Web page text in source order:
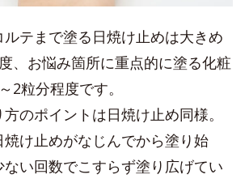
テまで塗る日焼け止めは大きめ
、お悩み箇所に重点的に塗る化粧
2粒分程度です。
のポイントは日焼け止め同様。
け止めがなじんでから塗り始
い回数でこすらず塗り広げてい